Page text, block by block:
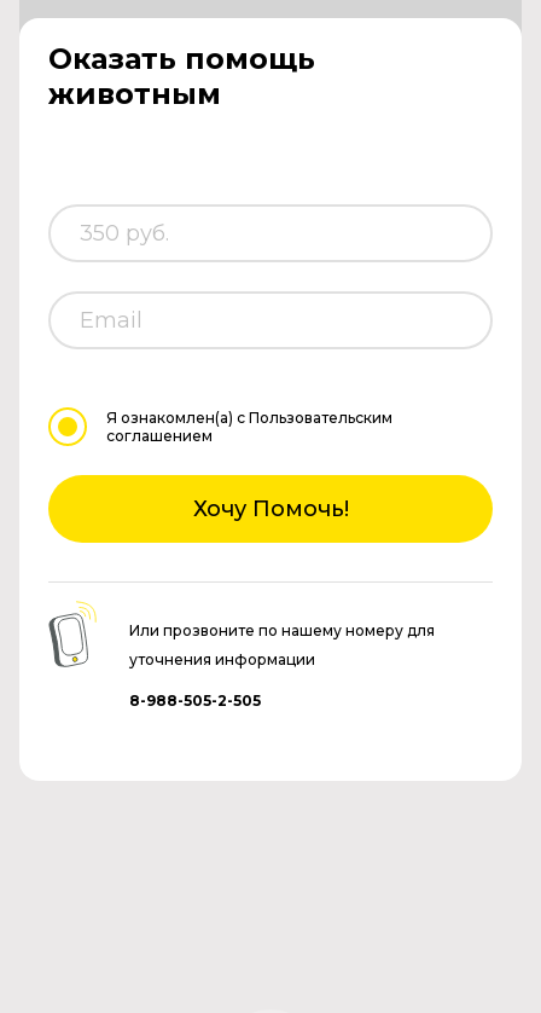
Оказать помощь
животным
Я ознакомлен(а) с Пользовательским
соглашением
Хочу Помочь!
Или прозвоните по нашему номеру для
уточнения информации
8-988-505-2-505